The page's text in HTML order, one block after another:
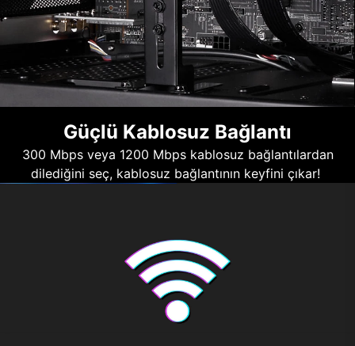
Güçlü Kablosuz Bağlantı
300 Mbps veya 1200 Mbps kablosuz bağlantılardan
dilediğini seç, kablosuz bağlantının keyfini çıkar!